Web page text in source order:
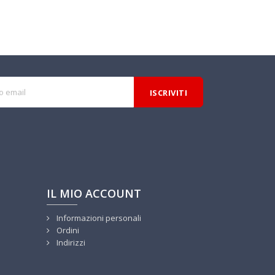
IL MIO ACCOUNT
Informazioni personali
Ordini
Indirizzi